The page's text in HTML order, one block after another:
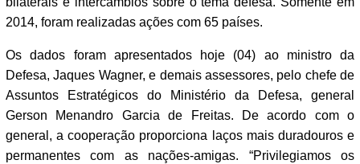
2014, foram realizadas ações com 65 países.
Os dados foram apresentados hoje (04) ao ministro da
Defesa, Jaques Wagner, e demais assessores, pelo chefe de
Assuntos Estratégicos do Ministério da Defesa, general
Gerson Menandro Garcia de Freitas. De acordo com o
general, a cooperação proporciona laços mais duradouros e
permanentes com as nações-amigas. “Privilegiamos os